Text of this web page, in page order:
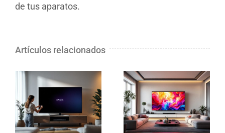
de tus aparatos.
Artículos relacionados